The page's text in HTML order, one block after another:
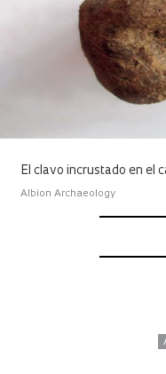
El clavo incrustado en el
Albion Archaeology